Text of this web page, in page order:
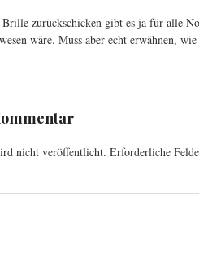
zurückschicken gibt es ja für alle
wäre. Muss aber echt erwähnen,
nicht veröffentlicht. Erforderliche